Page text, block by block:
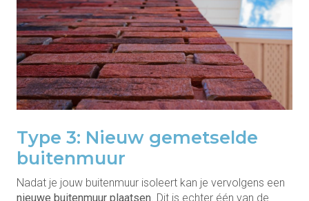
Type 3: Nieuw gemetselde
buitenmuur
Nadat je jouw buitenmuur isoleert kan je vervolgens een
nieuwe buitenmuur plaatsen . Dit is echter één van de